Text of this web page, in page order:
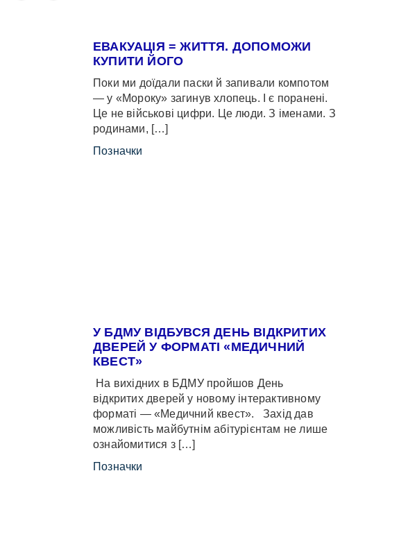
ЕВАКУАЦІЯ = ЖИТТЯ. ДОПОМОЖИ
КУПИТИ ЙОГО
Поки ми доїдали паски й запивали компотом
— у «Мороку» загинув хлопець. І є поранені.
Це не військові цифри. Це люди. З іменами. З
родинами, […]
Позначки
У БДМУ ВІДБУВСЯ ДЕНЬ ВІДКРИТИХ
ДВЕРЕЙ У ФОРМАТІ «МЕДИЧНИЙ
КВЕСТ»
На вихідних в БДМУ пройшов День
відкритих дверей у новому інтерактивному
форматі — «Медичний квест». Захід дав
можливість майбутнім абітурієнтам не лише
ознайомитися з […]
Позначки